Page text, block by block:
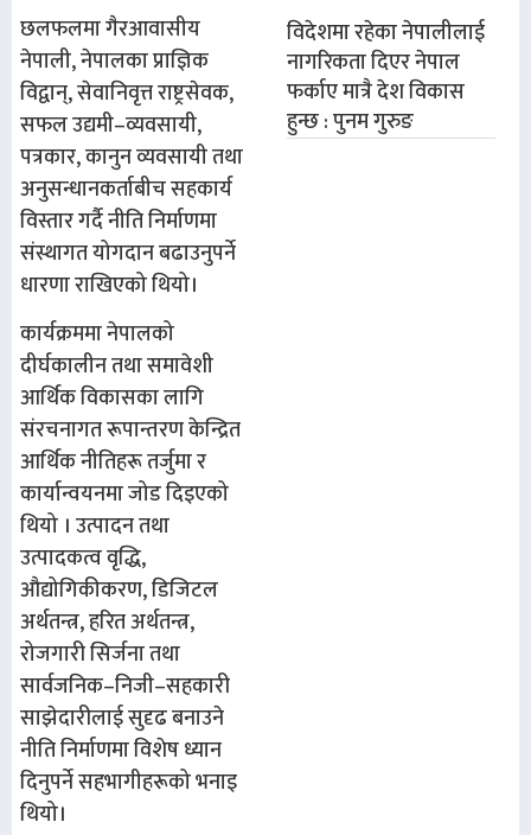
छलफलमा गैरआवासीय
नेपाली, नेपालका प्राज्ञिक
विद्वान्, सेवानिवृत्त राष्ट्रसेवक,
सफल उद्यमी–व्यवसायी,
पत्रकार, कानुन व्यवसायी तथा
अनुसन्धानकर्ताबीच सहकार्य
विस्तार गर्दै नीति निर्माणमा
संस्थागत योगदान बढाउनुपर्ने
धारणा राखिएको थियो।
कार्यक्रममा नेपालको
दीर्घकालीन तथा समावेशी
आर्थिक विकासका लागि
संरचनागत रूपान्तरण केन्द्रित
आर्थिक नीतिहरू तर्जुमा र
कार्यान्वयनमा जोड दिइएको
थियो । उत्पादन तथा
उत्पादकत्व वृद्धि,
औद्योगिकीकरण, डिजिटल
अर्थतन्त्र, हरित अर्थतन्त्र,
रोजगारी सिर्जना तथा
सार्वजनिक–निजी–सहकारी
साझेदारीलाई सुदृढ बनाउने
नीति निर्माणमा विशेष ध्यान
दिनुपर्ने सहभागीहरूको भनाइ
थियो।
विदेशमा रहेका नेपालीलाई
नागरिकता दिएर नेपाल
फर्काए मात्रै देश विकास
हुन्छ : पुनम गुरुङ